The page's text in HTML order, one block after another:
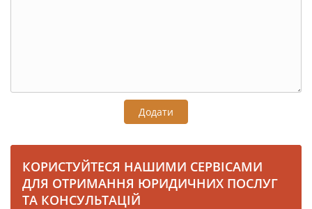
Додати
КОРИСТУЙТЕСЯ НАШИМИ СЕРВІСАМИ
ДЛЯ ОТРИМАННЯ ЮРИДИЧНИХ ПОСЛУГ
ТА КОНСУЛЬТАЦІЙ